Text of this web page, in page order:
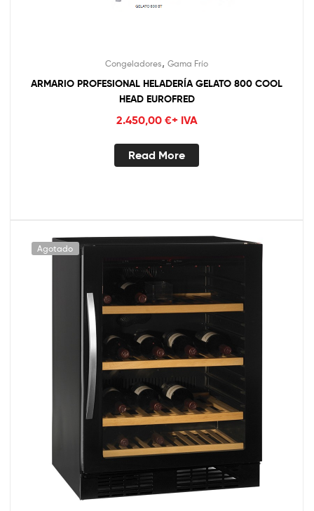
Congeladores, Gama Frío
ARMARIO PROFESIONAL HELADERÍA GELATO 800 COOL
HEAD EUROFRED
2.450,00 €+ IVA
Read More
Agotado